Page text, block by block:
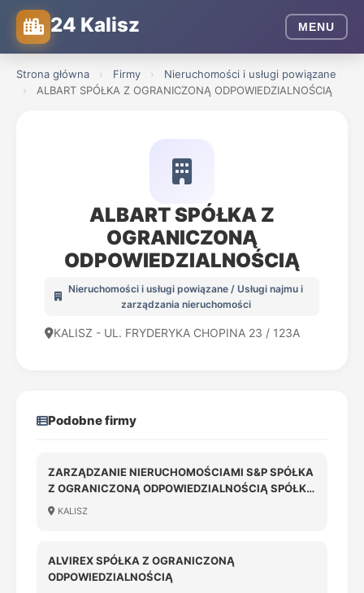
24 Kalisz MENU
Strona główna › Firmy ›
Nieruchomości i usługi powiązane
›
ALBART SPÓŁKA Z OGRANICZONĄ ODPOWIEDZIALNOŚCIĄ
ALBART SPÓŁKA Z
OGRANICZONĄ
ODPOWIEDZIALNOŚCIĄ
Nieruchomości i usługi powiązane / Usługi najmu i
zarządzania nieruchomości
KALISZ - UL. FRYDERYKA CHOPINA 23 / 123A
Podobne firmy
ZARZĄDZANIE NIERUCHOMOŚCIAMI S&P SPÓŁKA
Z OGRANICZONĄ ODPOWIEDZIALNOŚCIĄ SPÓŁKA
KOMANDYTOWA
KALISZ
ALVIREX SPÓŁKA Z OGRANICZONĄ
ODPOWIEDZIALNOŚCIĄ